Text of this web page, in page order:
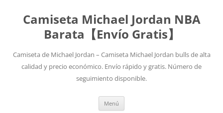
Camiseta Michael Jordan NBA
Barata【Envío Gratis】
Camiseta de Michael Jordan – Camiseta Michael Jordan bulls de alta
calidad y precio económico. Envío rápido y gratis. Número de
seguimiento disponible.
Menú